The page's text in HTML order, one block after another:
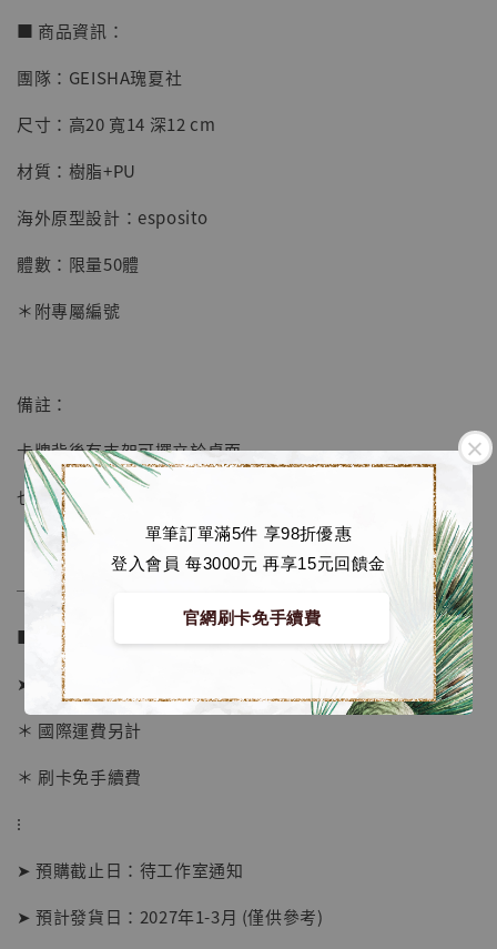
單筆訂單滿5件 享98折優惠
登入會員 每3000元 再享15元回饋金
官網刷卡免手續費
【店內現貨】七龍珠 系列蒐藏雕像 悟空 鳥山
明紀念款 [奇蹟工作室]
NT$ 5,580
NT$ 1,870
■ 商品資訊：
團隊：GEISHA瑰夏社
尺寸：高20 寬14 深12 cm
材質：樹脂+PU
海外原型設計：esposito
體數：限量50體
＊附專屬編號
備註：
卡牌背後有支架可擺立於桌面
也有自帶掛勾可以掛放在牆上
──────────────
■ 販售資訊 (NT$)：
➤ 價格 4580元 (訂金2580)
＊ 國際運費另計
＊ 刷卡免手續費
⁝
➤ 預購截止日：待工作室通知
➤ 預計發貨日：2027年1-3月 (僅供參考)